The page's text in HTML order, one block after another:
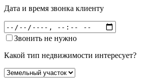
Дата и время звонка клиенту
Звонить не нужно
Какой тип недвижимости интересует?